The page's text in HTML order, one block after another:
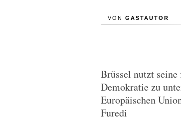
VON GASTAUTOR
Brüssel nutzt
Demokratie zu
Europäischen
Furedi